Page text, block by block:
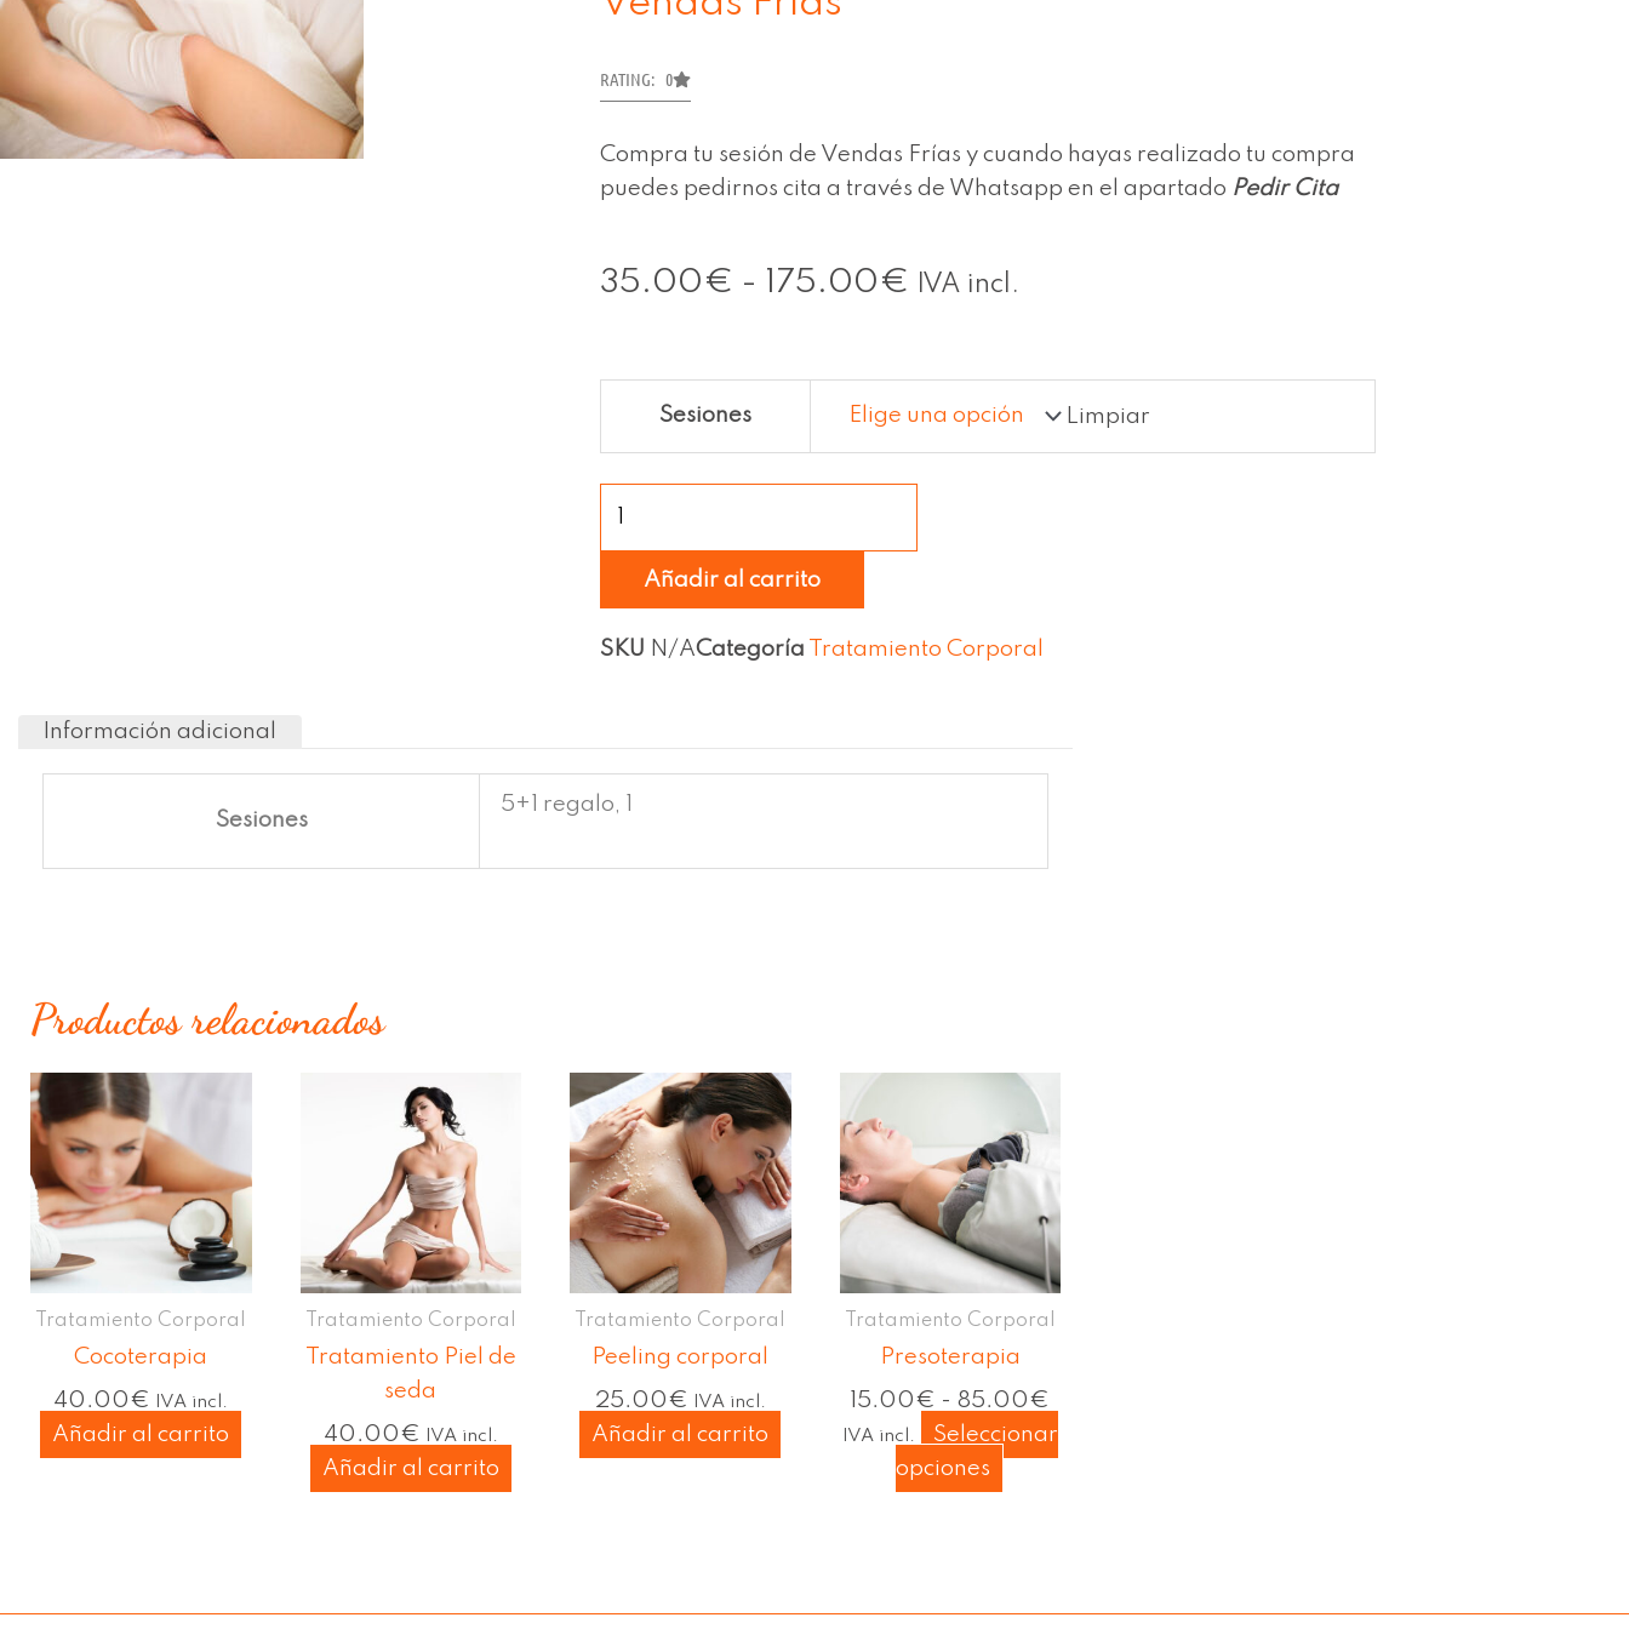
RATING: 0
Compra tu sesión de Vendas Frías y cuando hayas realizado tu compra
puedes pedirnos cita a través de Whatsapp en el apartado Pedir Cita
35.00€ - 175.00€ Rango
desde
35.00€
hasta
175.00€
IVA incl.
Sesiones Limpiar
Añadir al carrito
SKU N/ACategoría Tratamiento Corporal
Información adicional
Sesiones
5+1 regalo, 1
Productos relacionados
Tratamiento Corporal
Cocoterapia
40.00€ IVA incl.
Añadir al carrito
Tratamiento Corporal
Tratamiento Piel de
seda
40.00€ IVA incl.
Añadir al carrito
Tratamiento Corporal
Peeling corporal
25.00€ IVA incl.
Añadir al carrito
Tratamiento Corporal
Presoterapia
15.00€ - 85.00€
hasta
85.00€
IVA incl.
Seleccionar
opciones
Este
producto
tiene
múltiples
variantes.
Las
opciones
se
pueden
elegir
en
la